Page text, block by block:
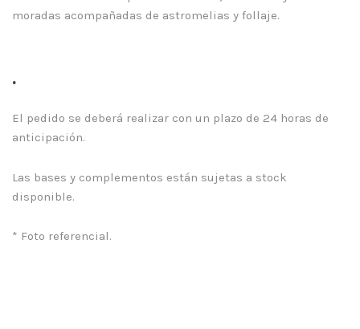
moradas acompañadas de astromelias y follaje.
.
El pedido se deberá realizar con un plazo de 24 horas de
anticipación.
Las bases y complementos están sujetas a stock
disponible.
* Foto referencial.